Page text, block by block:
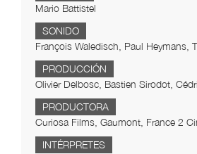
Mario Battistel
SONIDO
François Waledisch, Paul Heymans,
PRODUCCIÓN
Olivier Delbosc, Bastien Sirodot,
PRODUCTORA
Curiosa Films, Gaumont, France 2
INTÉRPRETES